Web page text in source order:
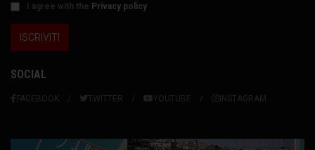
I agree with the Privacy policy
SOCIAL
FACEBOOK TWITTER YOUTUBE INSTAGRAM